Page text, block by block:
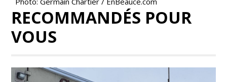
RECOMMANDÉS POUR
VOUS